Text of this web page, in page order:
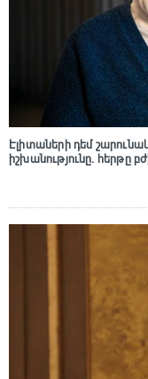
Էլիտաների դեմ
իշխանությունը. հերթը